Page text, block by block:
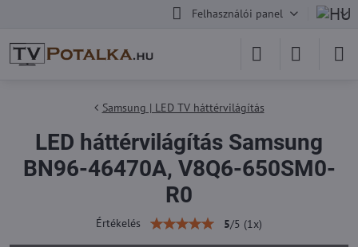
Felhasználói panel
Samsung | LED TV háttérvilágítás
LED háttérvilágítás Samsung
BN96-46470A, V8Q6-650SM0-
R0
Értékelés 5/5 (1 x)